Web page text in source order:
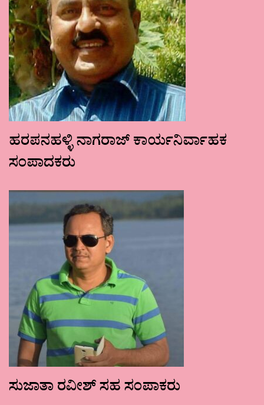
ಹರಪನಹಳ್ಳಿ ನಾಗರಾಜ್ ಕಾರ್ಯನಿರ್ವಾಹಕ
ಸಂಪಾದಕರು
ಸುಜಾತಾ ರವೀಶ್ ಸಹ ಸಂಪಾಕರು